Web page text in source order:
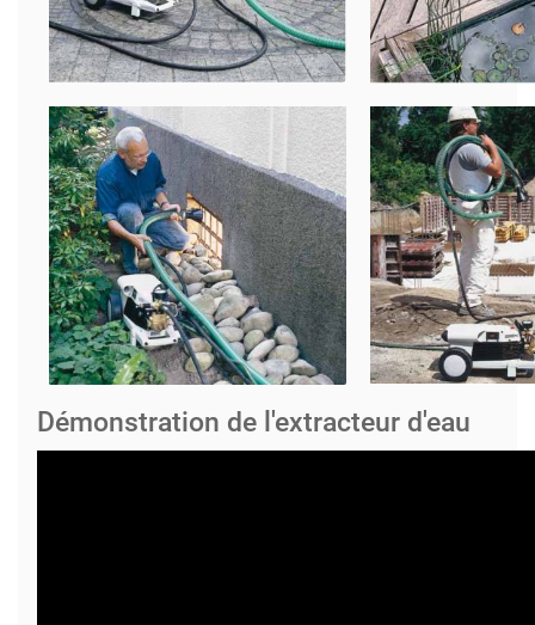
Démonstration de l'extracteur d'eau